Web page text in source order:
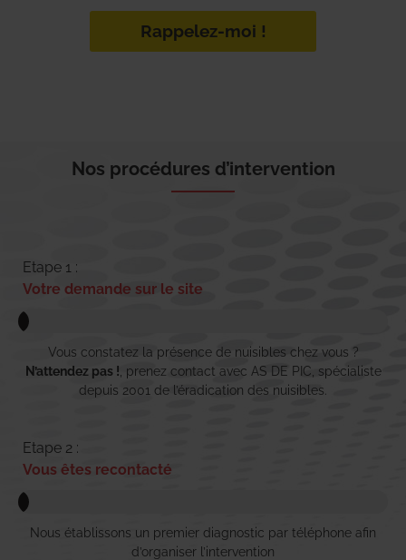
Rappelez-moi !
Nos procédures d’intervention
Etape 1 :
Votre demande sur le site
Vous constatez la présence de nuisibles chez vous ?
N’attendez pas ! , prenez contact avec AS DE PIC, spécialiste
depuis 2001 de l’éradication des nuisibles.
Etape 2 :
Vous êtes recontacté
Nous établissons un premier diagnostic par téléphone afin
d’organiser l’intervention